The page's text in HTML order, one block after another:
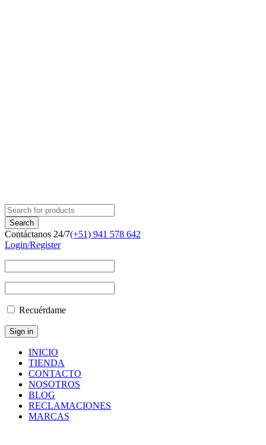
Contáctanos 24/7(+51) 941 578 642
Login/Register
Recuérdame
INICIO
TIENDA
CONTACTO
NOSOTROS
BLOG
RECLAMACIONES
MARCAS